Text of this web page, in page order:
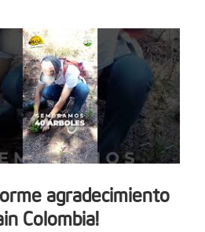
agradecimiento
Colombia!